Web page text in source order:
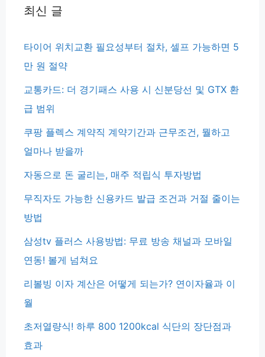
최신 글
타이어 위치교환 필요성부터 절차, 셀프 가능하면 5
만 원 절약
교통카드: 더 경기패스 사용 시 신분당선 및 GTX 환
급 범위
쿠팡 플렉스 계약직 계약기간과 근무조건, 뭘하고
얼마나 받을까
자동으로 돈 굴리는, 매주 적립식 투자방법
무직자도 가능한 신용카드 발급 조건과 거절 줄이는
방법
삼성tv 플러스 사용방법: 무료 방송 채널과 모바일
연동! 볼게 넘쳐요
리볼빙 이자 계산은 어떻게 되는가? 연이자율과 이
월
초저열량식! 하루 800 1200kcal 식단의 장단점과
효과